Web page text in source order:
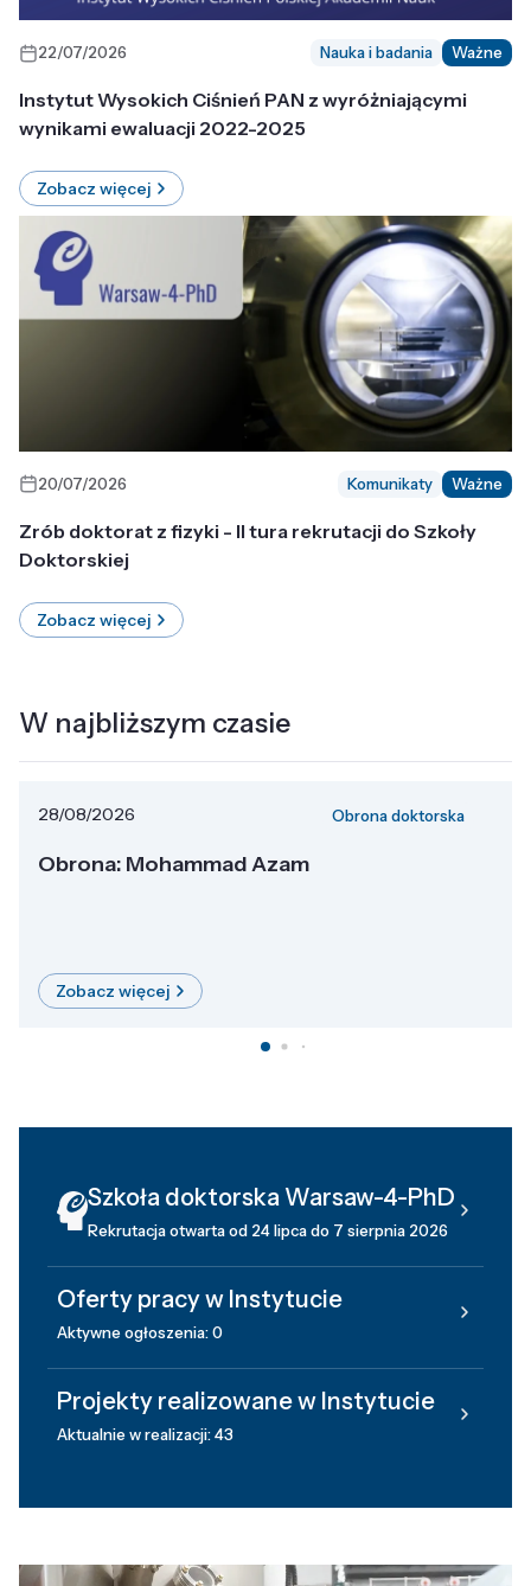
22/07/2026 Nauka i badania Ważne
Instytut Wysokich Ciśnień PAN z wyróżniającymi
wynikami ewaluacji 2022-2025
Zobacz więcej
20/07/2026 Komunikaty Ważne
Zrób doktorat z fizyki - II tura rekrutacji do Szkoły
Doktorskiej
Zobacz więcej
W najbliższym czasie
28/08/2026 Obrona doktorska
Obrona: Mohammad Azam
Zobacz więcej
Szkoła doktorska Warsaw-4-PhD
Rekrutacja otwarta od 24 lipca do 7 sierpnia 2026
Oferty pracy w Instytucie
Aktywne ogłoszenia: 0
Projekty realizowane w Instytucie
Aktualnie w realizacji: 43